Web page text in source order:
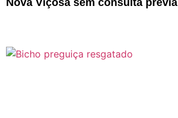
Nova Viçosa sem consulta prévia